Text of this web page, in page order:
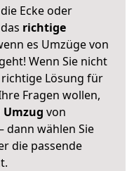
Ecke oder
richtige
es Umzüge von
Wenn Sie nicht
Lösung für
Fragen wollen,
von
dann wählen Sie
die passende